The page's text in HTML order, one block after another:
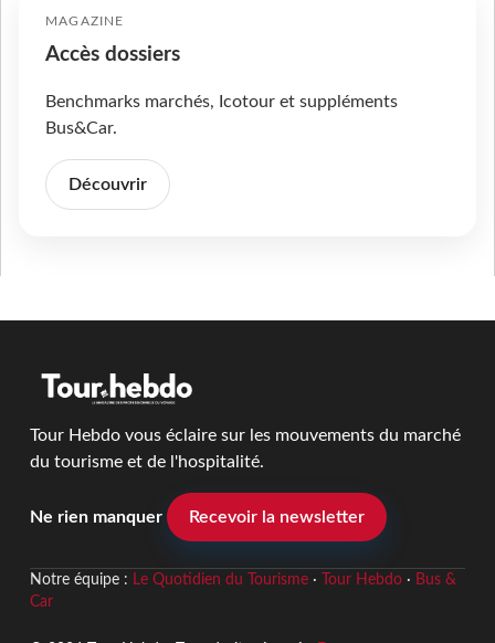
MAGAZINE
Accès dossiers
Benchmarks marchés, Icotour et suppléments
Bus&Car.
Découvrir
Tour Hebdo vous éclaire sur les mouvements du marché
du tourisme et de l'hospitalité.
Ne rien manquer Recevoir la newsletter
Notre équipe : Le Quotidien du Tourisme· Tour Hebdo· Bus &
Car